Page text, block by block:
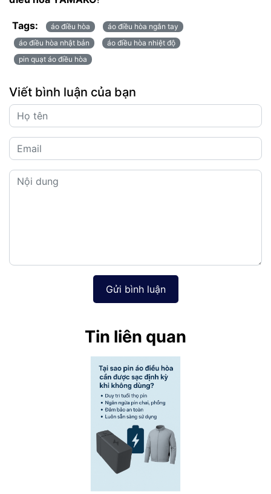
Tags: áo điều hòa
áo điều hòa ngắn tay
áo điều hòa nhật bản
áo điều hòa nhiệt độ
pin quạt áo điều hòa
Viết bình luận của bạn
Gửi bình luận
Tin liên quan